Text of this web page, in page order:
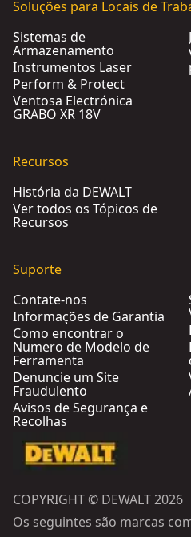
Soluções para Locais de
Sistemas de
Armazenamento
Instrumentos Laser
Perform & Protect
Ventosa Electrónica
GRABO XR 18V
Recursos
História da DEWALT
Ver todos os Tópicos de
Recursos
Suporte
Contate-nos
Informações de Garantia
Como encontrar o
Numero de Modelo de
Ferramenta
Denuncie um Site
Fraudulento
Avisos de Segurança e
Recolhas
COPYRIGHT © DEWALT 2026
Os seguintes são marcas